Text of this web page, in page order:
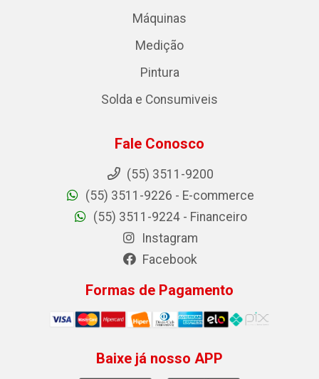
Máquinas
Medição
Pintura
Solda e Consumiveis
Fale Conosco
(55) 3511-9200
(55) 3511-9226 - E-commerce
(55) 3511-9224 - Financeiro
Instagram
Facebook
Formas de Pagamento
Baixe já nosso APP